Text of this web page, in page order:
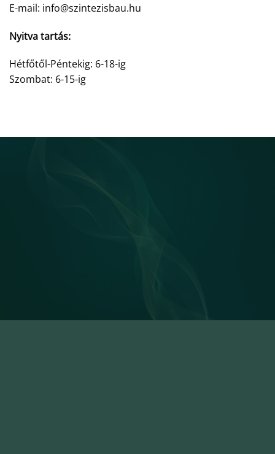
E-mail: info@szintezisbau.hu
Nyitva tartás:
Hétfőtől-Péntekig: 6-18-ig
Szombat: 6-15-ig